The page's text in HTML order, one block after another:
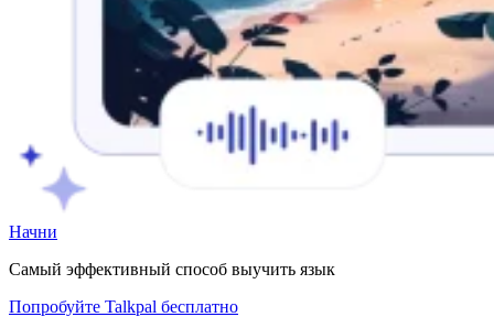
Начни
Самый эффективный способ выучить язык
Попробуйте Talkpal бесплатно